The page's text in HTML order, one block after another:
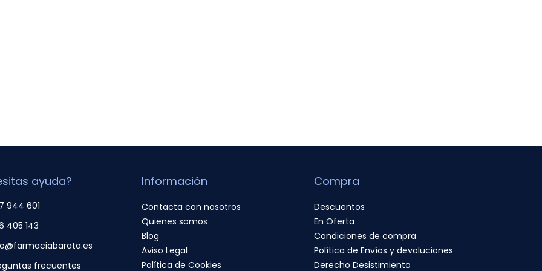
ayuda?
944 601
405 143
frecuentes
Información
Contacta con nosotros
Quienes somos
Blog
Aviso Legal
Política de Cookies
Compra
Descuentos
En Oferta
Condiciones de compra
Política de Envíos y devoluciones
Derecho Desistimiento